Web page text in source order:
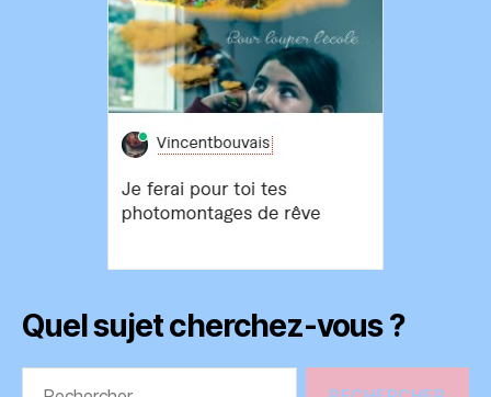
Quel sujet cherchez-vous ?